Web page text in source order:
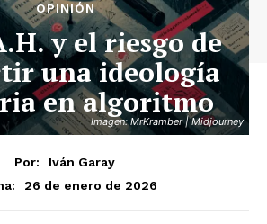
Imagen: MrKramber | Midjourney
OPINIÓN
y el riesgo de
una ideología
en algoritmo
Por:
Iván Garay
26 de enero de 2026